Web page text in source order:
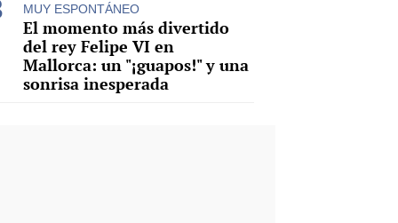
MUY ESPONTÁNEO
El momento más divertido
del rey Felipe VI en
Mallorca: un "¡guapos!" y una
sonrisa inesperada